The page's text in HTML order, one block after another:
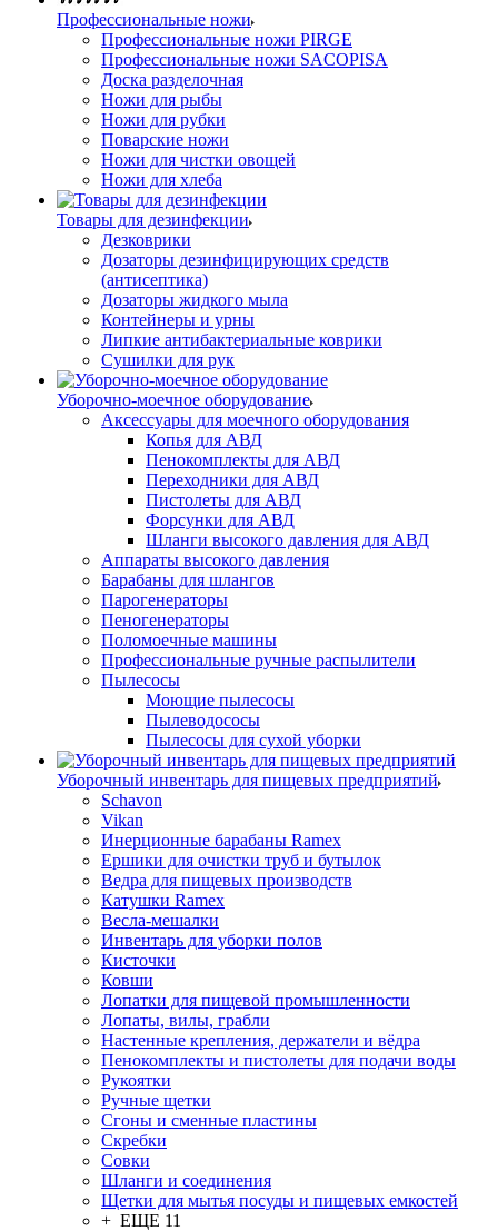
Профессиональные ножи
Профессиональные ножи PIRGE
Профессиональные ножи SACOPISA
Доска разделочная
Ножи для рыбы
Ножи для рубки
Поварские ножи
Ножи для чистки овощей
Ножи для хлеба
Товары для дезинфекции
Дезковрики
Дозаторы дезинфицирующих средств
(антисептика)
Дозаторы жидкого мыла
Контейнеры и урны
Липкие антибактериальные коврики
Сушилки для рук
Уборочно-моечное оборудование
Аксессуары для моечного оборудования
Копья для АВД
Пенокомплекты для АВД
Переходники для АВД
Пистолеты для АВД
Форсунки для АВД
Шланги высокого давления для АВД
Аппараты высокого давления
Барабаны для шлангов
Парогенераторы
Пеногенераторы
Поломоечные машины
Профессиональные ручные распылители
Пылесосы
Моющие пылесосы
Пылеводососы
Пылесосы для сухой уборки
Уборочный инвентарь для пищевых предприятий
Schavon
Vikan
Инерционные барабаны Ramex
Ершики для очистки труб и бутылок
Ведра для пищевых производств
Катушки Ramex
Весла-мешалки
Инвентарь для уборки полов
Кисточки
Ковши
Лопатки для пищевой промышленности
Лопаты, вилы, грабли
Настенные крепления, держатели и вёдра
Пенокомплекты и пистолеты для подачи воды
Рукоятки
Ручные щетки
Сгоны и сменные пластины
Скребки
Совки
Шланги и соединения
Щетки для мытья посуды и пищевых емкостей
+ ЕЩЕ 11